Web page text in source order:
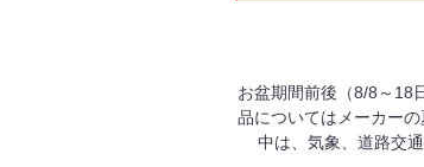
お盆期間前後（8/8～18
品についてはメーカー
中は、気象、道路交